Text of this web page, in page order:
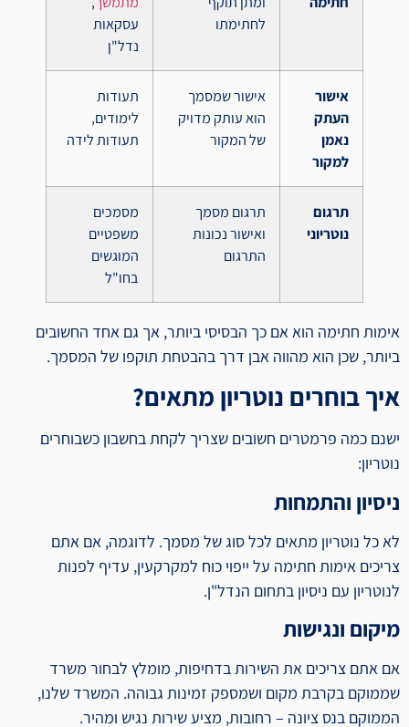
לחתימתו
עסקאות
נדל"ן
אישור
העתק
נאמן
למקור
אישור שמסמך
הוא עותק מדויק
של המקור
תעודות
לימודים,
תעודות לידה
תרגום
נוטריוני
תרגום מסמך
ואישור נכונות
התרגום
מסמכים
משפטיים
המוגשים
בחו"ל
אימות חתימה הוא אם כך הבסיסי ביותר, אך גם אחד החשובים
ביותר, שכן הוא מהווה אבן דרך בהבטחת תוקפו של המסמך.
איך בוחרים נוטריון מתאים?
ישנם כמה פרמטרים חשובים שצריך לקחת בחשבון כשבוחרים
נוטריון:
ניסיון והתמחות
לא כל נוטריון מתאים לכל סוג של מסמך. לדוגמה, אם אתם
צריכים אימות חתימה על ייפוי כוח למקרקעין, עדיף לפנות
לנוטריון עם ניסיון בתחום הנדל"ן.
מיקום ונגישות
אם אתם צריכים את השירות בדחיפות, מומלץ לבחור משרד
שממוקם בקרבת מקום ושמספק זמינות גבוהה. המשרד שלנו,
הממוקם בנס ציונה – רחובות, מציע שירות נגיש ומהיר.